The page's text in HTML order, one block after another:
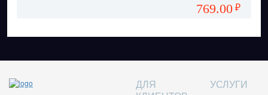
769.00 ₽
ДЛЯ
УСЛУГИ